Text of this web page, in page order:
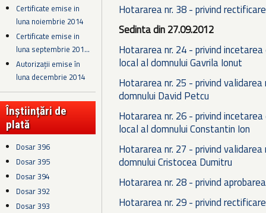
Certificate emise in
luna noiembrie 2014
Certificate emise in
luna septembrie 201...
Autorizații emise în
luna decembrie 2014
Înștiințări de
plată
Dosar 396
Dosar 395
Dosar 394
Dosar 392
Dosar 393
Hotararea nr. 38 - privind
Sedinta din 27.09.2012
Hotararea nr. 24 - privind
local al domnului Gavrila Ionut
Hotararea nr. 25 - privind
domnului David Petcu
Hotararea nr. 26 - privind
local al domnului Constantin Ion
Hotararea nr. 27 - privind
domnului Cristocea Dumitru
Hotararea nr. 28 - privind
Hotararea nr. 29 - privind